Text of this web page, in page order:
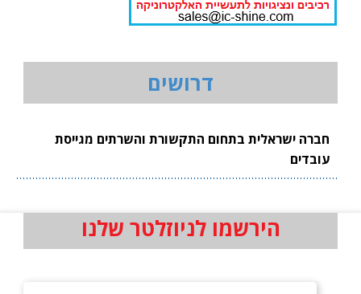
דרושים
חברה ישראלית בתחום התקשורת והשרתים מגייסת
עובדים
הירשמו לניוזלטר שלנו